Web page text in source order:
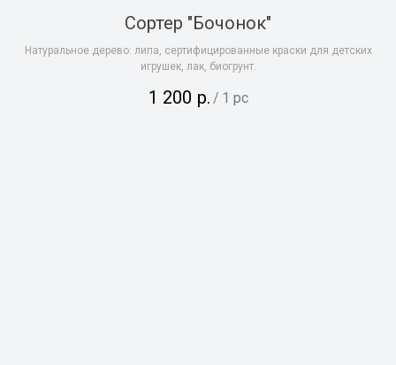
Сортер "Бочонок"
Натуральное дерево: липа, сертифицированные краски для детских
игрушек, лак, биогрунт.
1 200 р. / 1 pc